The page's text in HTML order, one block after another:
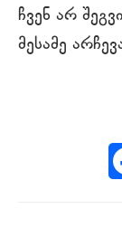
ჩვენ არ
მესამე